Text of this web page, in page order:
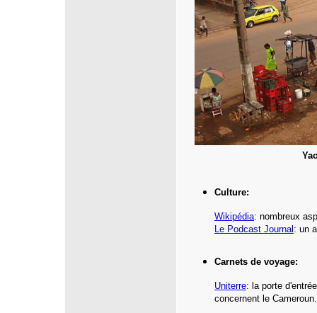
Culture:
Wikipédia: nombreux
Le Podcast Journal : un
Carnets de voyage:
Uniterre: la porte
concernent le Cameroun.